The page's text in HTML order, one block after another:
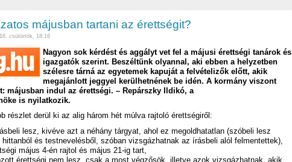
májusban tartani az érettségit?
csütörtök, 18:16
Nagyon sok kérdést és aggályt vet fel a májusi érettségi tanárok és
igazgatók szerint. Beszéltünk olyannal, aki ebben a helyzetben
szélesre tárná az egyetemek kapuját a felvételizők előtt, akik
megajánlott jeggyel kerülhetnének be idén. A kormány viszont
májusban indul az érettségi. – Repárszky Ildikó, a
is nyilatkozik.
részlet derül ki az alig három hét múlva rajtoló érettségiről:
lesz, kivéve azt a néhány tárgyat, ahol ez megoldhatatlan (szóbeli lesz
hittanból és testnevelésből, szóban vizsgázhatnak az írásbeli alól felmentettek),
május 4-én rajtol és május 21-ig tart,
érettségi nem lesz, csak a most végzősök, illetve azok vizsgázhatnak, akik